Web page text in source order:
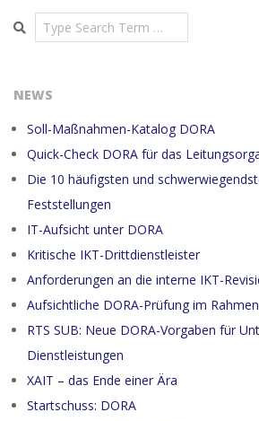
Search
NEWS
Soll-Maßnahmen-Katalog DORA
Quick-Check DORA für das
Die 10 häufigsten und
Feststellungen
IT-Aufsicht unter DORA
Kritische IKT-Drittdienstleister
Anforderungen an die interne IKT-
Aufsichtliche DORA-Prüfung im
RTS SUB: Neue DORA-Vorgaben für
Dienstleistungen
XAIT – das Ende einer Ära
Startschuss: DORA